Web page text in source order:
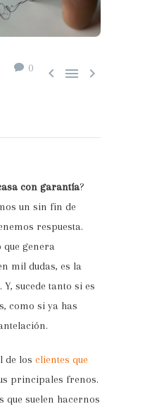
0   
con garantía?
un sin fin de
respuesta.
que genera
mil dudas, es la
sucede tanto si es
como si ya has
de losclientes que
principales frenos.
que suelen hacernos